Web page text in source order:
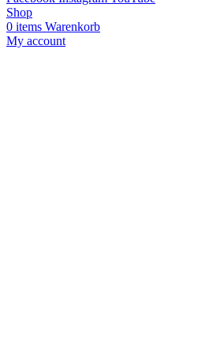
Shop
0 items Warenkorb
My account